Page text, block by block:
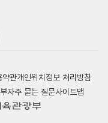
약관개인위치정보 처리방침
자주 묻는 질문사이트맵